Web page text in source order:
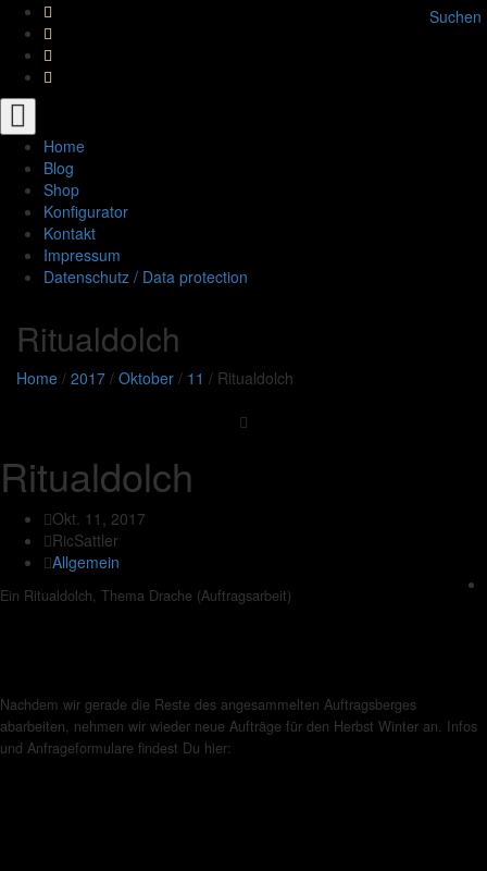
Suchen
Toggle
navigation
Home
Blog
Shop
Konfigurator
Kontakt
Impressum
Datenschutz / Data protection
Ritualdolch
Home / 2017 / Oktober / 11 / Ritualdolch
Ritualdolch
Okt. 11, 2017
RicSattler
Allgemein
Ein Ritualdolch, Thema Drache (Auftragsarbeit)
Nachdem wir gerade die Reste des angesammelten Auftragsberges
abarbeiten, nehmen wir wieder neue Aufträge für den Herbst Winter an. Infos
und Anfrageformulare findest Du hier: